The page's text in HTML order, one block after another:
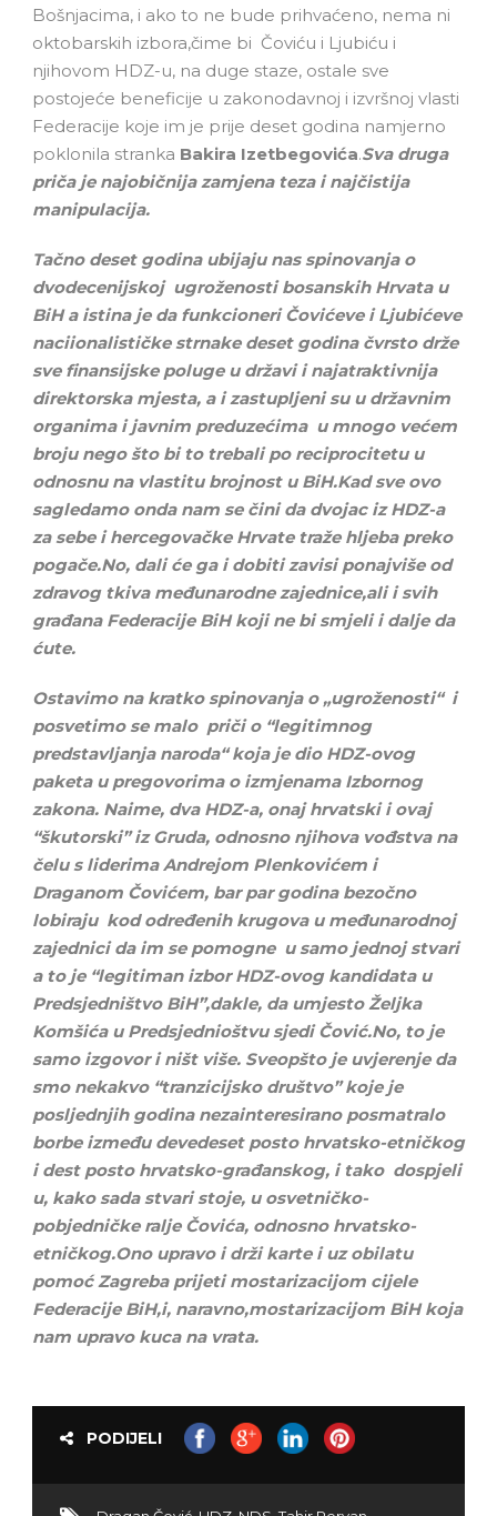
Bošnjacima, i ako to ne bude prihvaćeno, nema ni
oktobarskih izbora,čime bi Čoviću i Ljubiću i
njihovom HDZ-u, na duge staze, ostale sve
postojeće beneficije u zakonodavnoj i izvršnoj vlasti
Federacije koje im je prije deset godina namjerno
poklonila stranka Bakira Izetbegovića.Sva druga
priča je najobičnija zamjena teza i najčistija
manipulacija.
Tačno deset godina ubijaju nas spinovanja o
dvodecenijskoj ugroženosti bosanskih Hrvata u
BiH a istina je da funkcioneri Čovićeve i Ljubićeve
naciionalističke strnake deset godina čvrsto drže
sve finansijske poluge u državi i najatraktivnija
direktorska mjesta, a i zastupljeni su u državnim
organima i javnim preduzećima u mnogo većem
broju nego što bi to trebali po reciprocitetu u
odnosnu na vlastitu brojnost u BiH.Kad sve ovo
sagledamo onda nam se čini da dvojac iz HDZ-a
za sebe i hercegovačke Hrvate traže hljeba preko
pogače.No, dali će ga i dobiti zavisi ponajviše od
zdravog tkiva međunarodne zajednice,ali i svih
građana Federacije BiH koji ne bi smjeli i dalje da
ćute.
Ostavimo na kratko spinovanja o „ugroženosti“ i
posvetimo se malo priči o “legitimnog
predstavljanja naroda“ koja je dio HDZ-ovog
paketa u pregovorima o izmjenama Izbornog
zakona. Naime, dva HDZ-a, onaj hrvatski i ovaj
“škutorski” iz Gruda, odnosno njihova vođstva na
čelu s liderima Andrejom Plenkovićem i
Draganom Čovićem, bar par godina bezočno
lobiraju kod određenih krugova u međunarodnoj
zajednici da im se pomogne u samo jednoj stvari
a to je “legitiman izbor HDZ-ovog kandidata u
Predsjedništvo BiH”,dakle, da umjesto Željka
Komšića u Predsjednioštvu sjedi Čović.No, to je
samo izgovor i ništ više. Sveopšto je uvjerenje da
smo nekakvo “tranzicijsko društvo” koje je
posljednjih godina nezainteresirano posmatralo
borbe između devedeset posto hrvatsko-etničkog
i dest posto hrvatsko-građanskog, i tako dospjeli
u, kako sada stvari stoje, u osvetničko-
pobjedničke ralje Čovića, odnosno hrvatsko-
etničkog.Ono upravo i drži karte i uz obilatu
pomoć Zagreba prijeti mostarizacijom cijele
Federacije BiH,i, naravno,mostarizacijom BiH koja
nam upravo kuca na vrata.
PODIJELI